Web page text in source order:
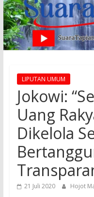
LIPUTAN UMUM
Jokowi:
Uang
Dikelola
21 Juli 2020 Hojot